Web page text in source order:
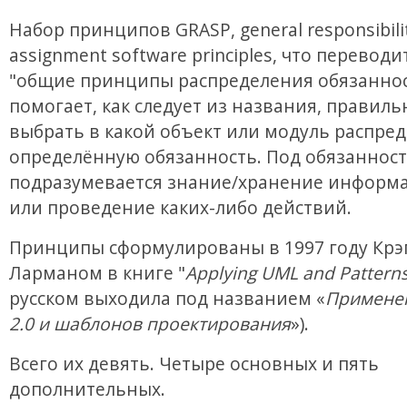
Набор принципов GRASP, general
assignment software principles, что
"общие принципы распределения
помогает, как следует из названия,
выбрать в какой объект или модуль
определённую обязанность. Под
подразумевается знание/хранение
или проведение каких-либо действий.
Принципы сформулированы в 1997 году
Ларманом в книге "Applying UML and
русском выходила под названием «
2.0 и шаблонов проектирования»).
Всего их девять. Четыре основных и пять
дополнительных.